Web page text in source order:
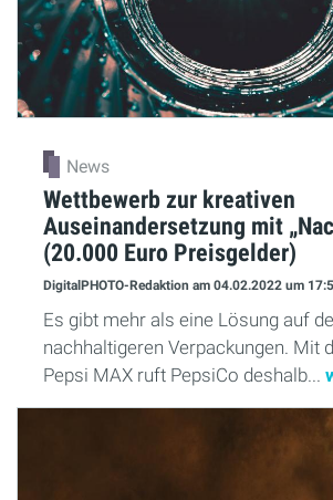
News
Wettbewerb zur kreativen
Auseinandersetzung mit
(20.000 Euro Preisgelder)
DigitalPHOTO-Redaktion am 04.02.2022 um
Es gibt mehr als eine Lösung auf
nachhaltigeren Verpackungen. Mit
Pepsi MAX ruft PepsiCo deshalb...